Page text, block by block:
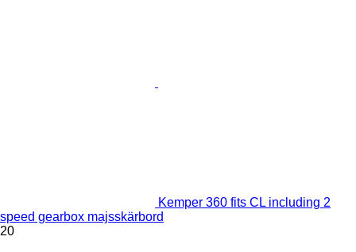
Kemper 360 fits CL including 2
speed gearbox majsskärbord
20